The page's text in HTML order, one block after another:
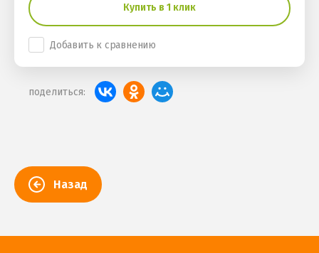
Купить в 1 клик
Добавить к сравнению
поделиться:
Назад